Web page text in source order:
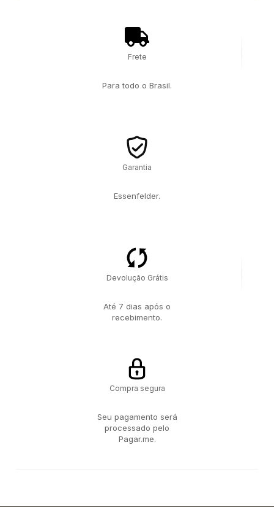
Frete
Para todo o Brasil.
Garantia
Essenfelder.
Devolução Grátis
Até 7 dias após o
recebimento.
Compra segura
Seu pagamento será
processado pelo
Pagar.me.